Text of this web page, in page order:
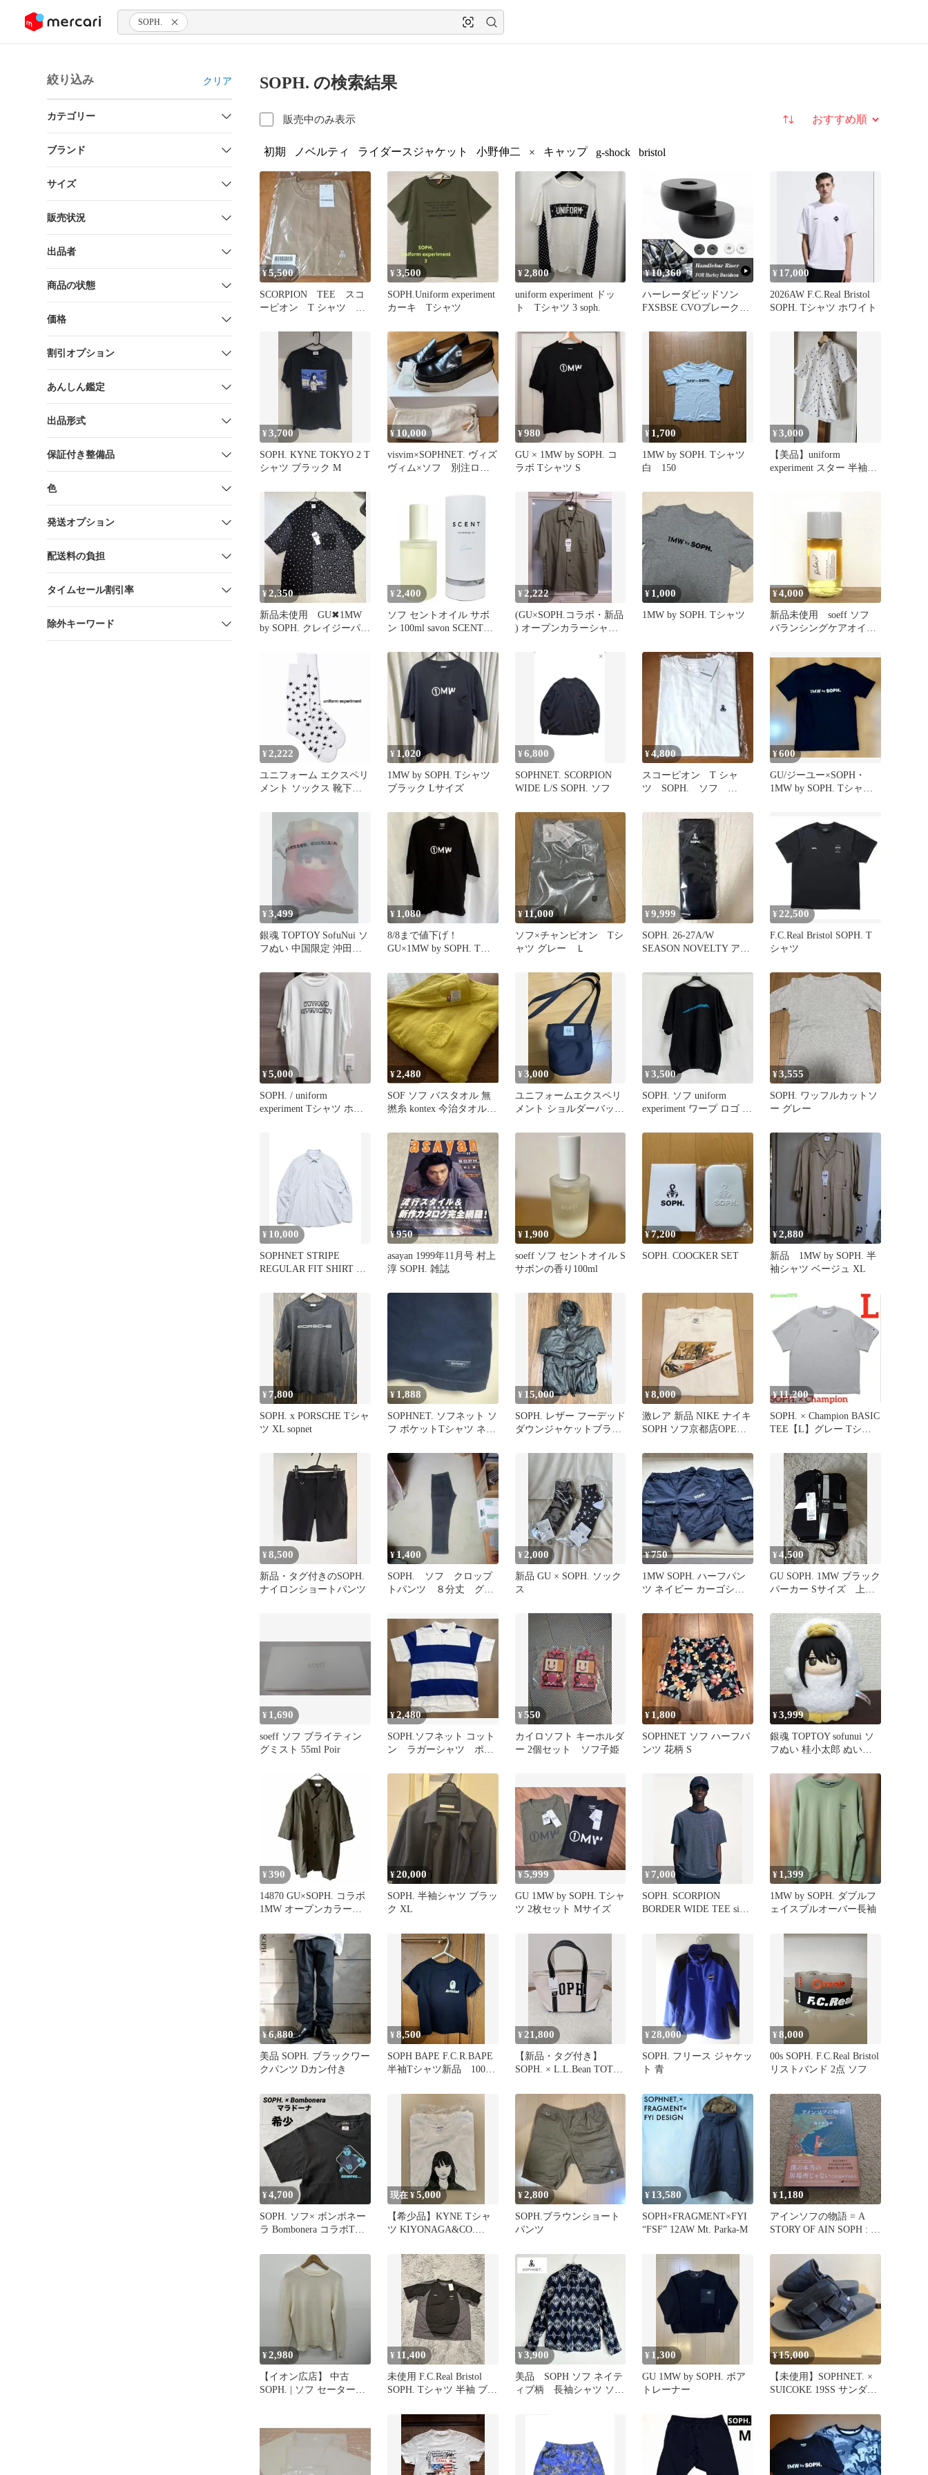
ツにスキップ SOPH.
絞り込み クリア
カテゴリー
ブランド
サイズ
販売状況
出品者
商品の状態
価格
割引オプション
あんしん鑑定
出品形式
保証付き整備品
色
発送オプション
配送料の負担
タイムセール割引率
除外キーワード
SOPH. の検索結果
販売中のみ表示 並び替え
初期 ノベルティ ライダースジャケット 小野伸二 × キャップ g-shock bristol
¥5,500
SCORPION TEE スコ
ーピオン T シャツ
¥3,500
SOPH.Uniform experiment
カーキ Tシャツ
¥2,800
uniform experiment ドッ
ト Tシャツ 3 soph.
¥10,360
ハーレーダビッドソン
FXSBSE CVOブレークア
アウト 2013〜2017 FXDL
対応 ハンドルバー高さア
ジャスター CNC 6061-T6
アルミ製
¥ 17,000
2026AW F.C.Real Bristol
SOPH. Tシャツ ホワイト
¥3,700
SOPH. KYNE TOKYO 2 T
シャツ ブラック M
¥ 10,000
visvim×SOPHNET. ヴィズ
ヴィム×ソフ 別注ロー
¥980
GU × 1MW by SOPH. コ
ラボ Tシャツ S
¥ 1,700
1MW by SOPH. Tシャツ
白 150
¥3,000
​【美品】uniform
experiment スター 半袖シ
¥2,350
新品未使用 GU✖︎1MW
by SOPH. クレイジーパタ
¥ 2,400
ソフ セントオイル サボ
ン 100ml savon SCENT
オイル スタイリング ア
ウトバス soeff 正規品
¥ 2,222
(GU×SOPH.コラボ・新品
) オープンカラーシャツ
¥ 1,000
1MW by SOPH. Tシャツ
¥4,000
新品未使用 soeff ソフ
バランシングケアオイル
¥ 2,222
ユニフォーム エクスペリ
メント ソックス 靴下
¥ 1,020
1MW by SOPH. Tシャツ
ブラック Lサイズ
¥6,800
SOPHNET. SCORPION
WIDE L/S SOPH. ソフ
¥4,800
スコーピオン T シャ
ツ SOPH. ソフ
¥600
GU/ジーユー×SOPH・
1MW by SOPH. Tシャ
¥3,499
銀魂 TOPTOY SofuNui ソ
フぬい 中国限定 沖田総
¥ 1,080
8/8まで値下げ！
GU×1MW by SOPH. Tシ
¥11,000
ソフ×チャンピオン Tシ
ャツ グレー Ｌ
¥9,999
SOPH. 26-27A/W
SEASON NOVELTY アン
¥ 22,500
F.C.Real Bristol SOPH. T
シャツ
¥5,000
SOPH. / uniform
experiment Tシャツ ホワ
¥2,480
SOF ソフ バスタオル 無
撚糸 kontex 今治タオルパ
¥3,000
ユニフォームエクスペリ
メント ショルダーバッグ
¥3,500
SOPH. ソフ uniform
experiment ワープ ロゴ ワ
¥3,555
SOPH. ワッフルカットソ
ー グレー
¥ 10,000
SOPHNET STRIPE
REGULAR FIT SHIRT ソ
¥950
asayan 1999年11月号 村上
淳 SOPH. 雑誌
¥ 1,900
soeff ソフ セントオイル S
サボンの香り100ml
¥7,200
SOPH. COOCKER SET
¥2,880
新品 1MW by SOPH. 半
袖シャツ ベージュ XL
¥ 7,800
SOPH. x PORSCHE Tシャ
ツ XL sopnet
¥ 1,888
SOPHNET. ソフネット ソ
フ ポケットTシャツ ネイ
¥ 15,000
SOPH. レザー フーデッド
ダウンジャケットブラッ
¥8,000
激レア 新品 NIKE ナイキ
SOPH ソフ京都店OPEN
¥11,200
SOPH. × Champion BASIC
TEE【L】グレー Tシャ
¥8,500
新品・タグ付きのSOPH.
ナイロンショートパンツ
¥ 1,400
SOPH. ソフ クロップ
トパンツ ８分丈 グレ
¥ 2,000
新品 GU × SOPH. ソック
ス
¥750
1MW SOPH. ハーフパン
ツ ネイビー カーゴショ
¥4,500
GU SOPH. 1MW ブラック
パーカー Sサイズ 上下
¥ 1,690
soeff ソフ ブライティン
グミスト 55ml Poir
¥2,480
SOPH.ソフネット コット
ン ラガーシャツ ポロ
ー 青白
¥550
カイロソフト キーホルダ
ー 2個セット ソフ子姫
¥ 1,800
SOPHNET ソフ ハーフパ
ンツ 花柄 S
¥3,999
銀魂 TOPTOY sofunui ソ
フぬい 桂小太郎 ぬいぐ
¥ 390
14870 GU×SOPH. コラボ
1MW オープンカラーシ
¥20,000
SOPH. 半袖シャツ ブラッ
ク XL
¥5,999
GU 1MW by SOPH. Tシャ
ツ 2枚セット Mサイズ
¥ 7,000
SOPH. SCORPION
BORDER WIDE TEE size
¥ 1,399
1MW by SOPH. ダブルフ
ェイスプルオーバー長袖
¥6,880
美品 SOPH. ブラックワー
クパンツ Dカン付き
¥8,500
SOPH BAPE F.C.R.BAPE
半袖Tシャツ新品 100cm
¥21,800
【新品・タグ付き】
SOPH. × L.L.Bean TOTE
¥28,000
SOPH. フリース ジャケッ
ト 青
¥8,000
00s SOPH. F.C.Real Bristol
リストバンド 2点 ソフ
¥4,700
SOPH. ソフ× ボンボネー
ラ Bombonera コラボTシ
現在 ¥5,000
【希少品】KYNE Tシャ
ツ KIYONAGA&CO.
¥2,800
SOPH.ブラウンショート
パンツ
¥ 13,580
SOPH×FRAGMENT×FYI
“FSF” 12AW Mt. Parka-M
¥1,180
アインソフの物語 = A
STORY OF AIN SOPH : 宇
¥2,980
【イオン広店】 中古
SOPH. | ソフ セーター
イト サイズ：S 【103】
¥ 11,400
未使用 F.C.Real Bristol
SOPH. Tシャツ 半袖 ブラ
¥3,900
美品 SOPH ソフ ネイテ
ィブ柄 長袖シャツ ソフ
¥ 1,300
GU 1MW by SOPH. ボア
トレーナー
¥15,000
【未使用】SOPHNET. ×
SUICOKE 19SS サンダル